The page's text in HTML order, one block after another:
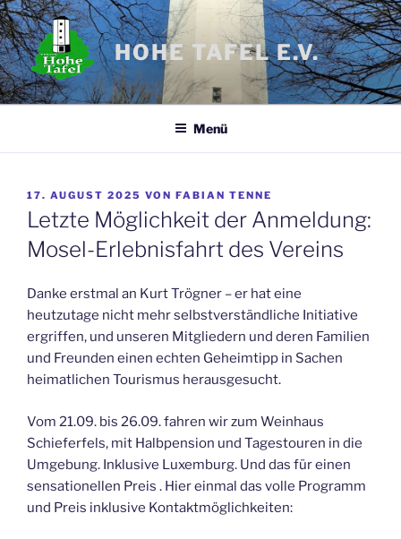
Zum
Inhalt
springen
HOHE TAFEL E.V.
Menü
VERÖFFENTLICHT
AM
17. AUGUST 2025 VON FABIAN TENNE
Letzte Möglichkeit der Anmeldung:
Mosel-Erlebnisfahrt des Vereins
Danke erstmal an Kurt Trögner – er hat eine
heutzutage nicht mehr selbstverständliche Initiative
ergriffen, und unseren Mitgliedern und deren Familien
und Freunden einen echten Geheimtipp in Sachen
heimatlichen Tourismus herausgesucht.
Vom 21.09. bis 26.09. fahren wir zum Weinhaus
Schieferfels, mit Halbpension und Tagestouren in die
Umgebung. Inklusive Luxemburg. Und das für einen
sensationellen Preis . Hier einmal das volle Programm
und Preis inklusive Kontaktmöglichkeiten: